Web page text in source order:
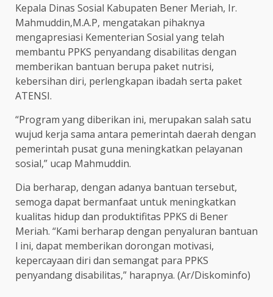
Kepala Dinas Sosial Kabupaten Bener Meriah, Ir.
Mahmuddin,M.A.P, mengatakan pihaknya
mengapresiasi Kementerian Sosial yang telah
membantu PPKS penyandang disabilitas dengan
memberikan bantuan berupa paket nutrisi,
kebersihan diri, perlengkapan ibadah serta paket
ATENSI.
“Program yang diberikan ini, merupakan salah satu
wujud kerja sama antara pemerintah daerah dengan
pemerintah pusat guna meningkatkan pelayanan
sosial,” ucap Mahmuddin.
Dia berharap, dengan adanya bantuan tersebut,
semoga dapat bermanfaat untuk meningkatkan
kualitas hidup dan produktifitas PPKS di Bener
Meriah. “Kami berharap dengan penyaluran bantuan
l ini, dapat memberikan dorongan motivasi,
kepercayaan diri dan semangat para PPKS
penyandang disabilitas,” harapnya. (Ar/Diskominfo)